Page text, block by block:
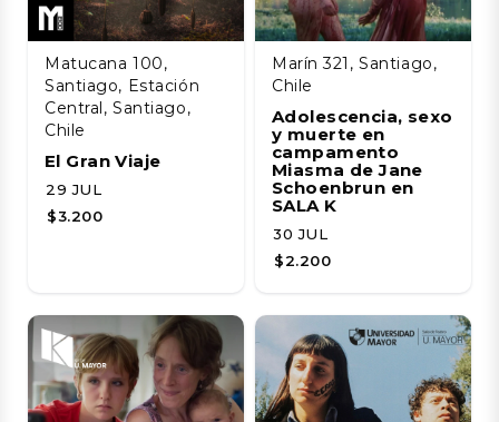
Matucana 100,
Santiago, Estación
Central, Santiago,
Chile
El Gran Viaje
29 JUL
$3.200
Marín 321, Santiago,
Chile
Adolescencia, sexo
y muerte en
campamento
Miasma de Jane
Schoenbrun en
SALA K
30 JUL
$2.200